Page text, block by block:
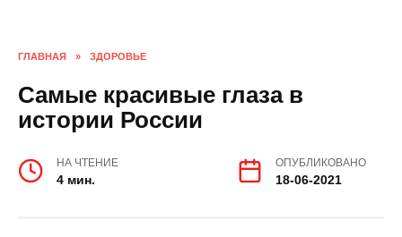
ГЛАВНАЯ » ЗДОРОВЬЕ
Самые красивые глаза в
истории России
НА ЧТЕНИЕ
4 мин.
ОПУБЛИКОВАНО
18-06-2021